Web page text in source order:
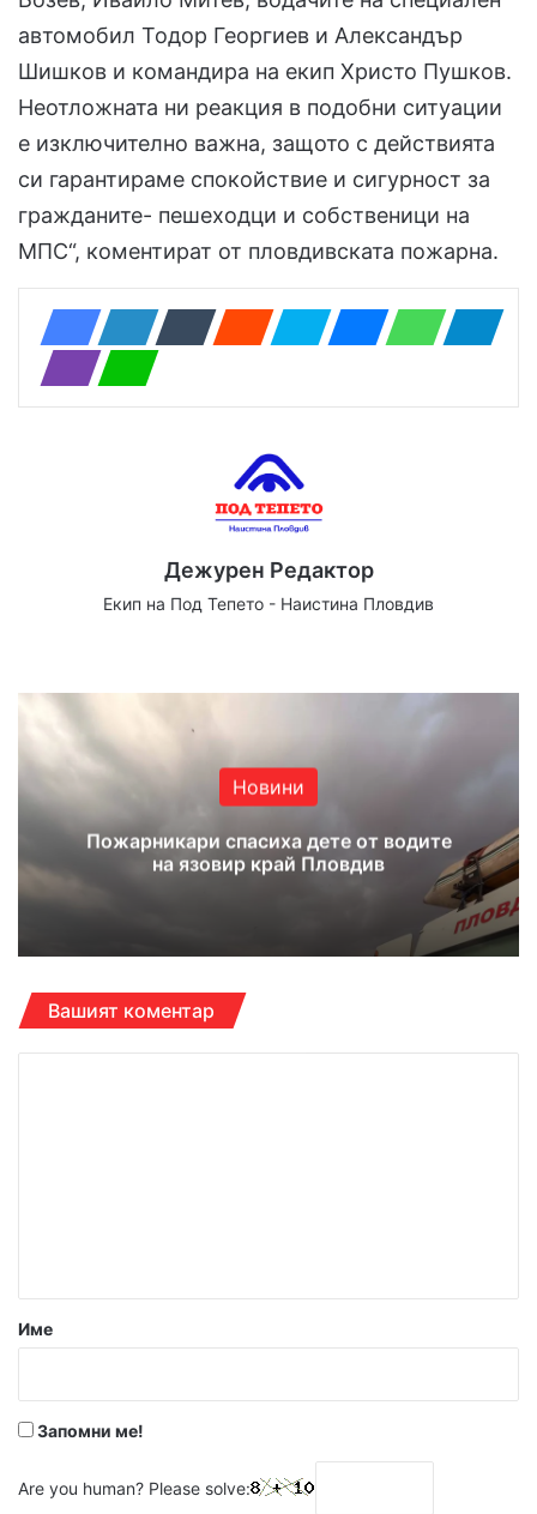
автомобил Тодор Георгиев и Александър
Шишков и командира на екип Христо Пушков.
Неотложната ни реакция в подобни ситуации
е изключително важна, защото с действията
си гарантираме спокойствие и сигурност за
гражданите- пешеходци и собственици на
МПС“, коментират от пловдивската пожарна.
Дежурен Редактор
Екип на Под Тепето - Наистина Пловдив
Новини
Пожарникари спасиха дете от водите
на язовир край Пловдив
Вашият коментар
р
Име
Запомни ме!
Are you human? Please solve: